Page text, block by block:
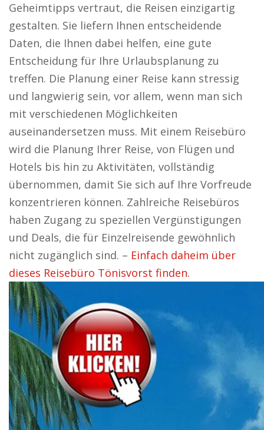
Geheimtipps vertraut, die Reisen einzigartig
gestalten. Sie liefern Ihnen entscheidende
Daten, die Ihnen dabei helfen, eine gute
Entscheidung für Ihre Urlaubsplanung zu
treffen. Die Planung einer Reise kann stressig
und langwierig sein, vor allem, wenn man sich
mit verschiedenen Möglichkeiten
auseinandersetzen muss. Mit einem Reisebüro
wird die Planung Ihrer Reise, von Flügen und
Hotels bis hin zu Aktivitäten, vollständig
übernommen, damit Sie sich auf Ihre Vorfreude
konzentrieren können. Zahlreiche Reisebüros
haben Zugang zu speziellen Vergünstigungen
und Deals, die für Einzelreisende gewöhnlich
nicht zugänglich sind. – Einfach daheim über
dieses Reisebüro Tönisvorst finden.